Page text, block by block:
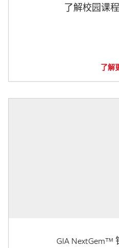
了解校园课
了解
GIA NextGem™